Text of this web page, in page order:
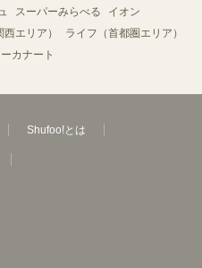
スーパーみらべる
イオン
エリア）
ライフ（首都圏エリア）
カナート
Shufoo!とは